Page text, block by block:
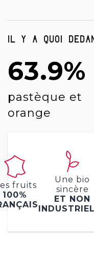
Il y a quoi
63.9%
pastèque et
orange
fruits
100%
Une bio
sincère
ET NON